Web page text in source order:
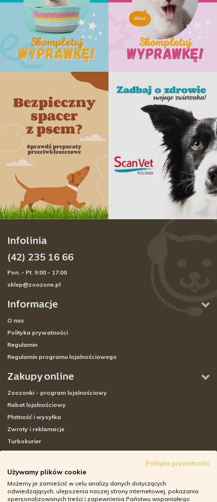
Informacje
O nas
Polityka prywatności
Regulamin
Regulamin programu lojalnościowego
Zakupy online
Zoozonki - program lojalnościowy
Rabat lojalnościowy
Płatność i wysyłka
Zwroty i reklamacje
Turbokurier
Adresy sklepów stacjonarnych
Godziny otwarcia sklepów
Infolinia
(42) 235 16 66
Pon. - Pt. 9:00 - 17:00
sklep@zoozone.pl
Polityka prywatności
Używamy plików cookie
Możemy je zamieścić w celu analizy danych dotyczących
odwiedzających, ulepszenia naszej strony internetowej, pokazania
spersonalizowanych treści i zapewnienia Państwu wspaniałego